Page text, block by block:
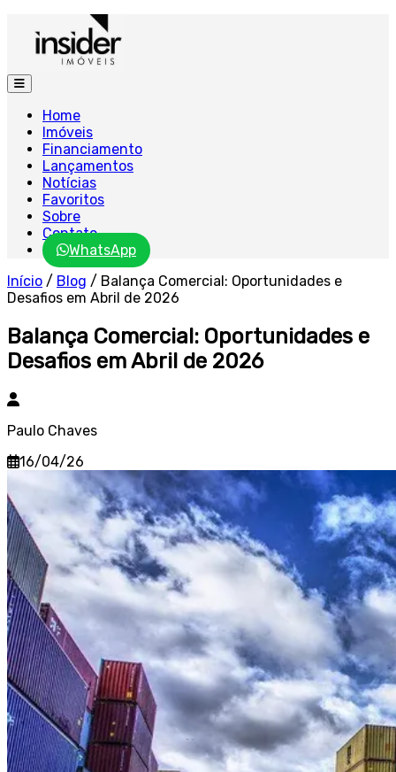
Home
Imóveis
Financiamento
Lançamentos
Notícias
Favoritos
Sobre
Contato
WhatsApp
Início / Blog / Balança Comercial: Oportunidades e
Desafios em Abril de 2026
Balança Comercial: Oportunidades e
Desafios em Abril de 2026
Paulo Chaves
16/04/26